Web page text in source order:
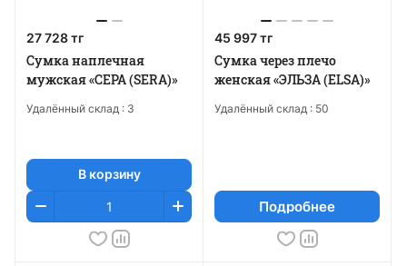
27 728 тг
Сумка наплечная
мужская «СЕРА (SERA)»
Удалённый склад : 3
В корзину
45 997 тг
Сумка через плечо
женская «ЭЛЬЗА (ELSA)»
Удалённый склад : 50
Подробнее